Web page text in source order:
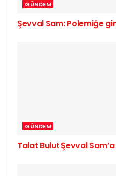
GÜNDEM
Şevval Sam: Polemiğe
GÜNDEM
Talat Bulut Şevval